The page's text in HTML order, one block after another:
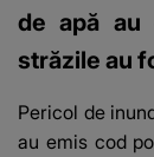
de apă au
străzile au
Pericol de
au emis cod